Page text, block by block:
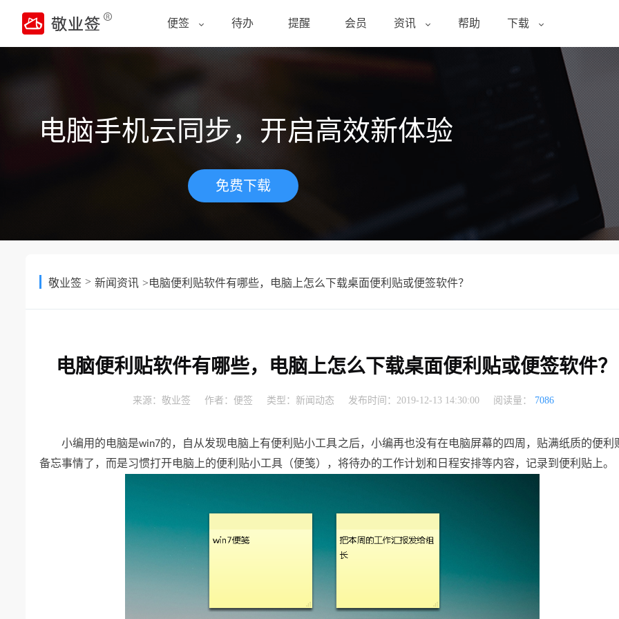
便签 待办 提醒 会员 资讯 帮助 下载
电脑手机云同步，开启高效新体验
免费下载
敬业签 > 新闻资讯 >电脑便利贴软件有哪些，电脑上怎么下载桌面便利贴或便签软件？
电脑便利贴软件有哪些，电脑上怎么下载桌面便利贴或便签软件？
来源： 敬业签 作者： 便签 类型： 新闻动态 发布时间：2019-12-13 14:30:00 阅读量： 7086
小编用的电脑是win7的， 自从发现电脑上有便利贴小工具之后， 小编再也没有在电脑屏幕的四周 ， 贴满纸质的便利
备忘事情了 ， 而是习惯打开电脑上的便利贴小工具 （便笺）， 将待办的工作计划和日程安排等内容， 记录到便利贴上。